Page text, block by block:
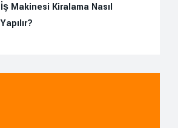
İş Makinesi Kiralama Nasıl
Yapılır?